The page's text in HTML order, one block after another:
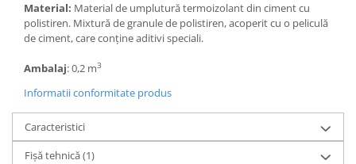
Material: Material de umplutură termoizolant din ciment cu
polistiren. Mixtură de granule de polistiren, acoperit cu o peliculă
de ciment, care conţine aditivi speciali.
Ambalaj: 0,2 m3
Informatii conformitate produs
Caracteristici
Fișă tehnică (1)